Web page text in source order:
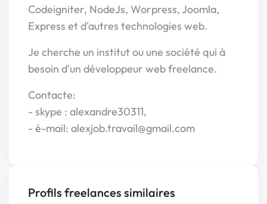
Codeigniter, NodeJs, Worpress, Joomla,
Express et d'autres technologies web.
Je cherche un institut ou une société qui à
besoin d'un développeur web freelance.
Contacte:
- skype : alexandre30311,
- é-mail: alexjob.travail@gmail.com
Profils freelances similaires